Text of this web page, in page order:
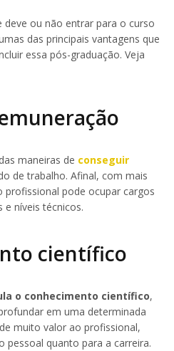
deve ou não entrar para o curso
das principais vantagens que
essa pós-graduação. Veja
maneiras de conseguir
de trabalho. Afinal, com mais
profissional pode ocupar cargos
e níveis técnicos.
científico
o conhecimento científico,
em uma determinada
muito valor ao profissional,
pessoal quanto para a carreira.